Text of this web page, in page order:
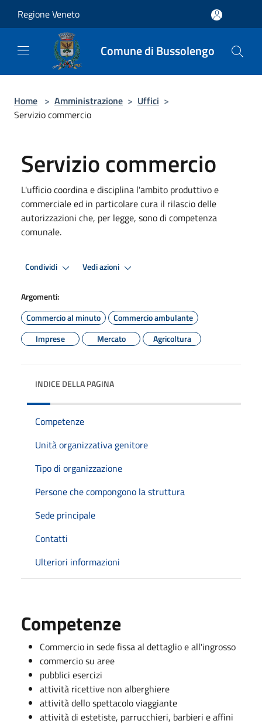
Regione Veneto
Comune di Bussolengo
Home > Amministrazione > Uffici >
Servizio commercio
Servizio commercio
L'ufficio coordina e disciplina l'ambito produttivo e
commerciale ed in particolare cura il rilascio delle
autorizzazioni che, per legge, sono di competenza
comunale.
Condividi Vedi azioni
Argomenti:
Commercio al minuto
Commercio ambulante
Imprese
Mercato Agricoltura
INDICE DELLA PAGINA
Competenze
Unità organizzativa genitore
Tipo di organizzazione
Persone che compongono la struttura
Sede principale
Contatti
Ulteriori informazioni
Competenze
Commercio in sede fissa al dettaglio e all'ingrosso
commercio su aree
pubblici esercizi
attività ricettive non alberghiere
attività dello spettacolo viaggiante
attività di estetiste, parrucchieri, barbieri e affini